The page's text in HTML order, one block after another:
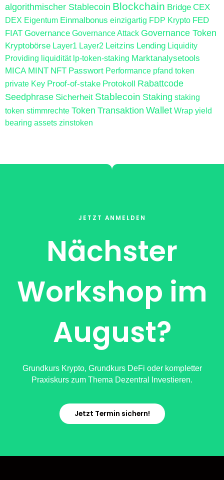
algorithmischer Stablecoin Blockchain Bridge CEX
DEX Eigentum Einmalbonus einzigartig FDP Krypto FED
FIAT Governance Governance Attack Governance Token
Kryptobörse Layer1 Layer2 Leitzins Lending Liquidity
Providing liquidität lp-token-staking Marktanalysetools
MICA MINT NFT Passwort Performance pfand token
private Key Proof-of-stake Protokoll Rabattcode
Seedphrase Sicherheit Stablecoin Staking staking
token stimmrechte Token Transaktion Wallet Wrap yield
bearing assets zinstoken
JETZT ANMELDEN
Nächster
Workshop im
August?
Grundkurs Krypto, Grundkurs DeFi oder kompletter
Praxiskurs zum Thema Dezentral Investieren.
Jetzt Termin sichern!